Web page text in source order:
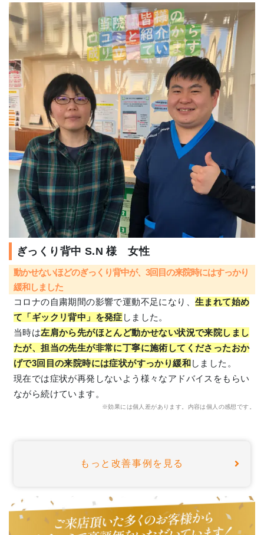
ぎっくり背中 S.N 様 女性
動かせないほどのぎっくり背中が、3回目の来院時にはすっかり
緩和しました
コロナの自粛期間の影響で運動不足になり、 生まれて始め
て「ギックリ背中」を発症 しました。
当時は左肩から先がほとんど動かせない状況で来院しまし
たが、担当の先生が非常に丁寧に施術してくださったおか
げで3回目の来院時には症状がすっかり緩和しました。
現在では症状が再発しないよう様々なアドバイスをもらい
ながら続けています。
※効果には個人差があります。内容は個人の感想です。
もっと改善事例を見る